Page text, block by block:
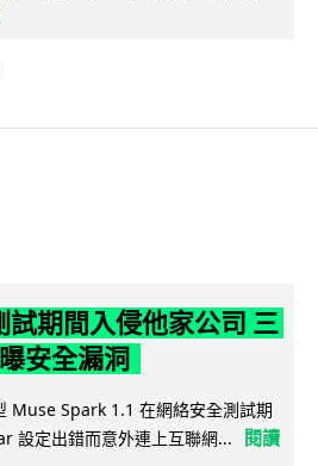
期間入侵他家公司 三
安全漏洞
Muse Spark 1.1 在網絡安全測試期
設定出錯而意外連上互聯網...
閱讀